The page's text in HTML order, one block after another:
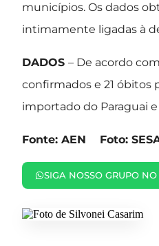
municípios. Os dados
intimamente ligadas à
DADOS – De acordo
confirmados e 21 óbitos
importado do Paraguai
Fonte: AEN Foto:
SIGA NOSSO GRUPO